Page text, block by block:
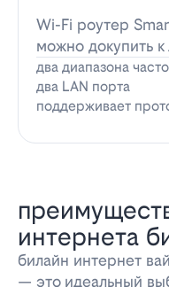
Wi-Fi роутер
можно докупить
два диапазона
два LAN порта
поддерживает
интернета
билайн интернет
— это идеальный